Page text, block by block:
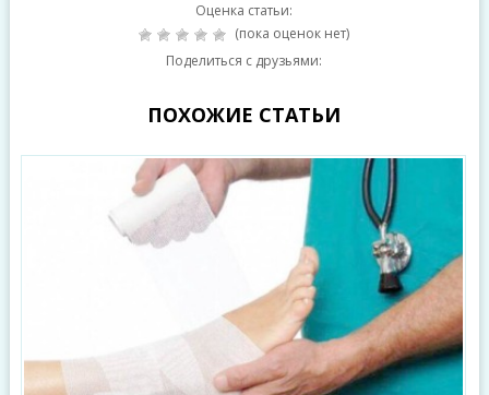
Оценка статьи:
(пока оценок нет)
Поделиться с друзьями:
ПОХОЖИЕ СТАТЬИ